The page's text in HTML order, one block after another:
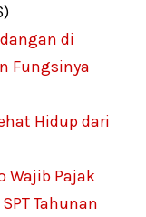
di
Fungsinya
Hidup dari
Wajib Pajak
Tahunan